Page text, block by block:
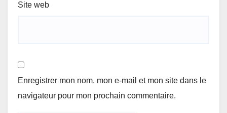
Site web
Enregistrer mon nom, mon e-mail et mon site dans le
navigateur pour mon prochain commentaire.